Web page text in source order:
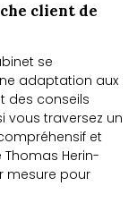
client de
se
adaptation aux
des conseils
vous traversez un
et
Herin-
mesure pour